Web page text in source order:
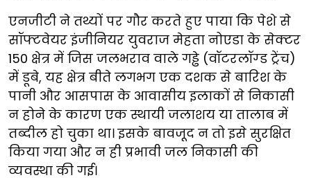
एनजीटी ने तथ्यों पर गौर करते हुए पाया कि पेशे से
सॉफ्टवेयर इंजीनियर युवराज मेहता नोएडा के सेक्टर
150 क्षेत्र में जिस जलभराव वाले गड्ढे (वॉटरलॉग्ड ट्रेंच)
में डूबे, यह क्षेत्र बीते लगभग एक दशक से बारिश के
पानी और आसपास के आवासीय इलाकों से निकासी
न होने के कारण एक स्थायी जलाशय या तालाब में
तब्दील हो चुका था। इसके बावजूद न तो इसे सुरक्षित
किया गया और न ही प्रभावी जल निकासी की
व्यवस्था की गई।